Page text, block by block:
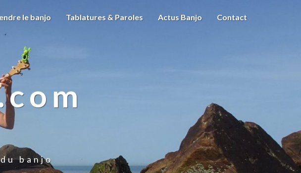
le banjo Tablatures & Paroles Actus Banjo Contact
banjo